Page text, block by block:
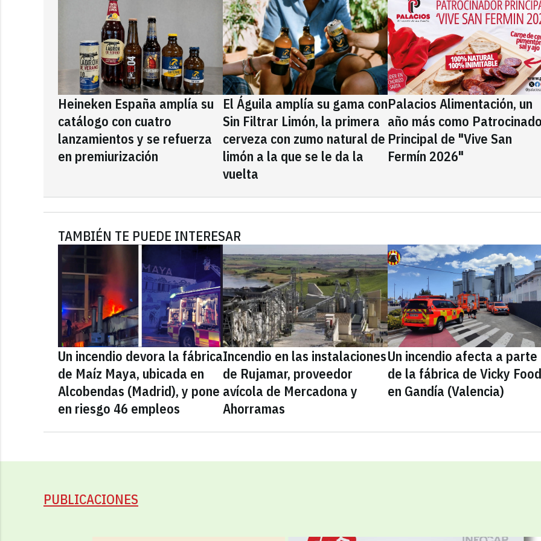
Heineken España amplía su
catálogo con cuatro
lanzamientos y se refuerza
en premiurización
El Águila amplía su gama con
Sin Filtrar Limón, la primera
cerveza con zumo natural de
limón a la que se le da la
vuelta
Palacios Alimentación, un
año más como
Principal de "Vive San
Fermín 2026"
TAMBIÉN TE PUEDE INTERESAR
Un incendio devora la fábrica
de Maíz Maya, ubicada en
Alcobendas (Madrid), y pone
en riesgo 46 empleos
Incendio en las instalaciones
de Rujamar, proveedor
avícola de Mercadona y
Ahorramas
Un incendio afecta a parte
de la fábrica de Vicky
en Gandía (Valencia)
PUBLICACIONES